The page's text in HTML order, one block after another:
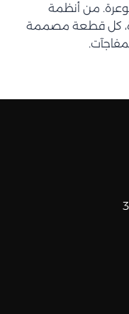
من أنظمة
كل قطعة مصممة